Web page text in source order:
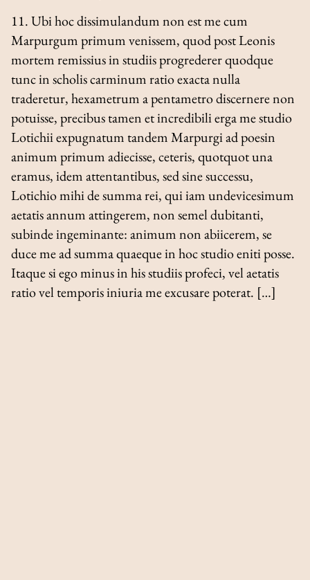
11. Ubi hoc dissimulandum non est me cum
Marpurgum primum venissem, quod post Leonis
mortem remissius in studiis progrederer quodque
tunc in scholis carminum ratio exacta nulla
traderetur, hexametrum a pentametro discernere non
potuisse, precibus tamen et incredibili erga me studio
Lotichii expugnatum tandem Marpurgi ad poesin
animum primum adiecisse, ceteris, quotquot una
eramus, idem attentantibus, sed sine successu,
Lotichio mihi de summa rei, qui iam undevicesimum
aetatis annum attingerem, non semel dubitanti,
subinde ingeminante: animum non abiicerem, se
duce me ad summa quaeque in hoc studio eniti posse.
Itaque si ego minus in his studiis profeci, vel aetatis
ratio vel temporis iniuria me excusare poterat. […]